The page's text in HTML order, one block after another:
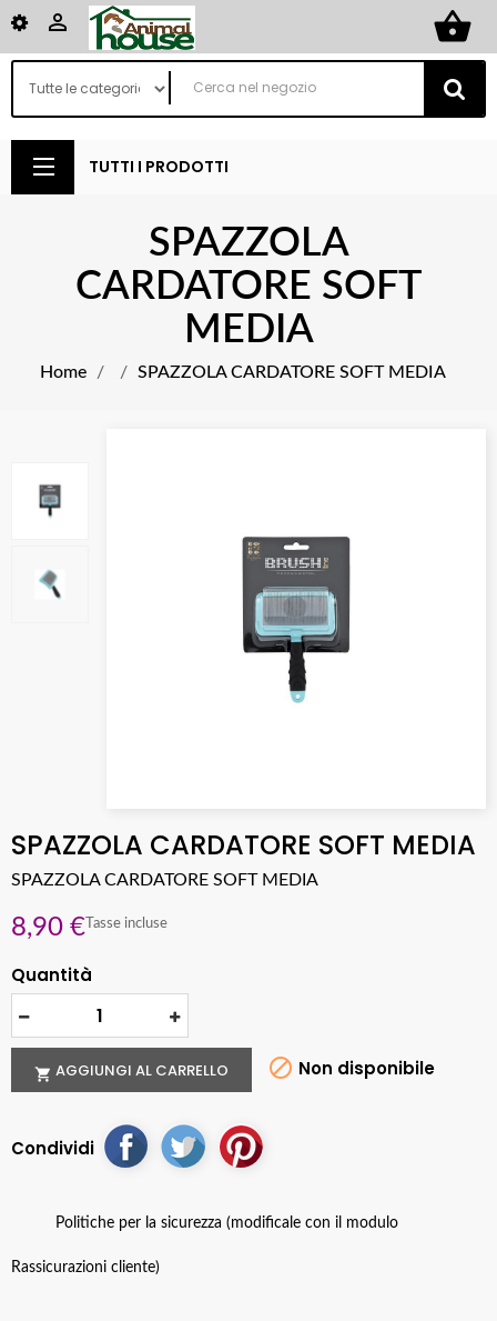
shopping_basket

TUTTI I PRODOTTI
SPAZZOLA
CARDATORE SOFT
MEDIA
Home SPAZZOLA CARDATORE SOFT MEDIA
SPAZZOLA CARDATORE SOFT MEDIA
SPAZZOLA CARDATORE SOFT MEDIA
8,90 € Tasse incluse
Quantità
 AGGIUNGI AL CARRELLO  Non disponibile
Condividi
Politiche per la sicurezza (modificale con il modulo
Rassicurazioni cliente)